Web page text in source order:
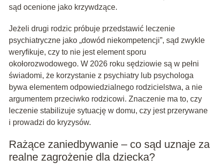
sąd ocenione jako krzywdzące.
Jeżeli drugi rodzic próbuje przedstawić leczenie
psychiatryczne jako „dowód niekompetencji”, sąd zwykle
weryfikuje, czy to nie jest element sporu
okołorozwodowego. W 2026 roku sędziowie są w pełni
świadomi, że korzystanie z psychiatry lub psychologa
bywa elementem odpowiedzialnego rodzicielstwa, a nie
argumentem przeciwko rodzicowi. Znaczenie ma to, czy
leczenie stabilizuje sytuację w domu, czy jest przerywane
i prowadzi do kryzysów.
Rażące zaniedbywanie – co sąd uznaje za
realne zagrożenie dla dziecka?